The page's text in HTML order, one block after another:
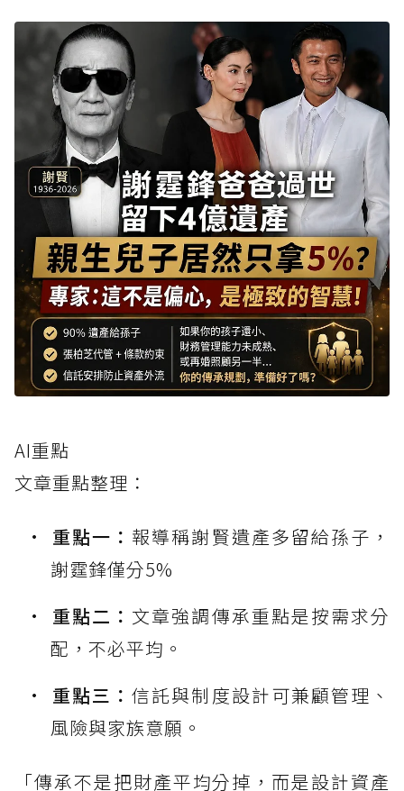
AI重點
文章重點整理：
重點一： 報導稱謝賢遺產多留給孫子，
謝霆鋒僅分5%
重點二： 文章強調傳承重點是按需求分
配，不必平均。
重點三：信託與制度設計可兼顧管理、
風險與家族意願。
「傳承不是把財產平均分掉，而是設計資產